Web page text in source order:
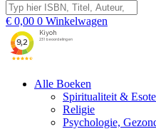
€ 0,00 0 Winkelwagen
Alle Boeken
Spiritualiteit &
Religie
Psychologie,